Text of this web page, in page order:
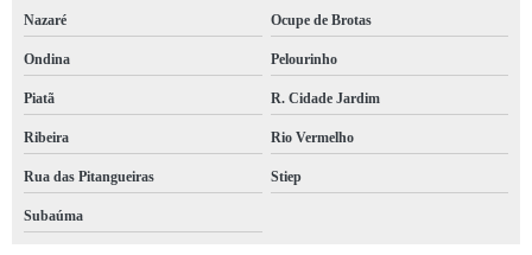
Nazaré Ocupe de Brotas
Ondina Pelourinho
Piatã R. Cidade Jardim
Ribeira Rio Vermelho
Rua das Pitangueiras Stiep
Subaúma